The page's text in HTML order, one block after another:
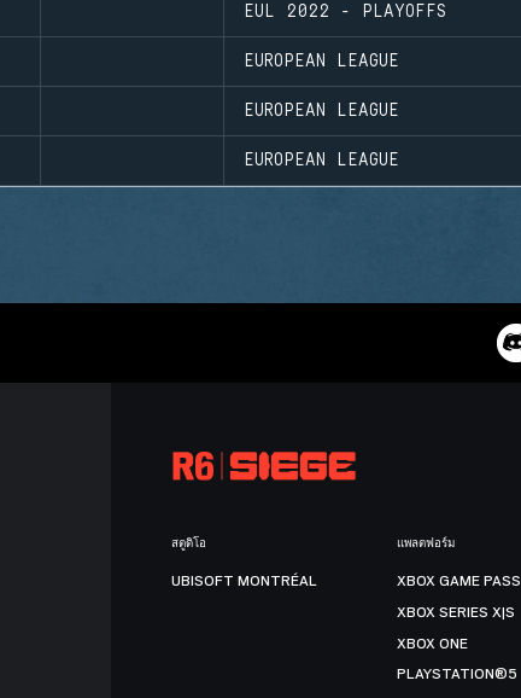
EUL 2022 - PLAYOFFS
EUROPEAN LEAGUE
EUROPEAN LEAGUE
EUROPEAN LEAGUE
สตูดิโอ
UBISOFT MONTRÉAL
แพลตฟอร์ม
XBOX GAME PASS
XBOX SERIES X|S
XBOX ONE
PLAYSTATION®5